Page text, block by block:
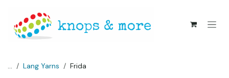
... Lang Yarns Frida